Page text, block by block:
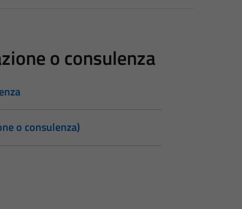
o consulenza
o consulenza)